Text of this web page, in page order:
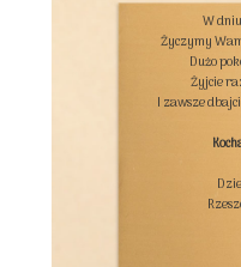
W
Życzymy
Dużo
Żyjcie
I zawsze